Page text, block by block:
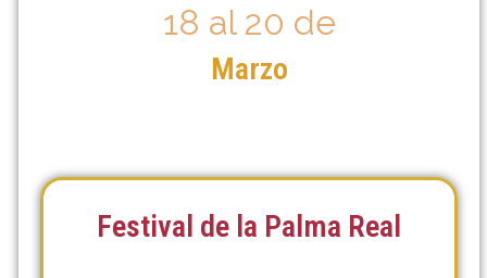
18 al 20 de
Marzo
Festival de la Palma Real